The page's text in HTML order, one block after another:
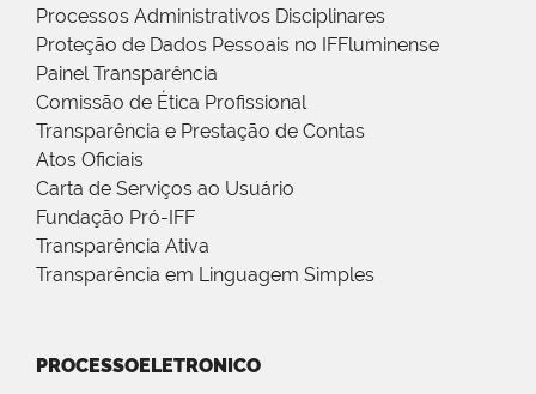
Processos Administrativos Disciplinares
Proteção de Dados Pessoais no IFFluminense
Painel Transparência
Comissão de Ética Profissional
Transparência e Prestação de Contas
Atos Oficiais
Carta de Serviços ao Usuário
Fundação Pró-IFF
Transparência Ativa
Transparência em Linguagem Simples
PROCESSOELETRONICO